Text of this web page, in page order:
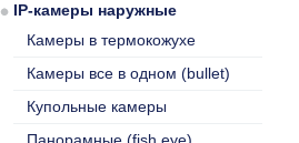
IP-камеры наружные
Камеры в термокожухе
Камеры все в одном (bullet)
Купольные камеры